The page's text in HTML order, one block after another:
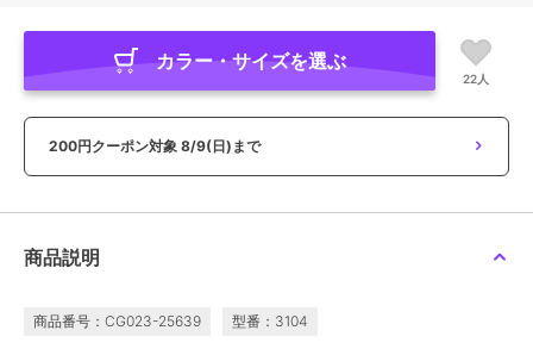
カラー・サイズを選ぶ
22人
200円クーポン対象 8/9(日)まで
商品説明
商品番号：CG023-25639 型番：3104